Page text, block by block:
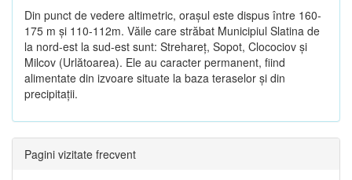
Din punct de vedere altimetric, oraşul este dispus între 160-
175 m şi 110-112m. Văile care străbat Municipiul Slatina de
la nord-est la sud-est sunt: Strehareţ, Sopot, Clocociov şi
Milcov (Urlătoarea). Ele au caracter permanent, fiind
alimentate din izvoare situate la baza teraselor şi din
precipitaţii.
Pagini vizitate frecvent